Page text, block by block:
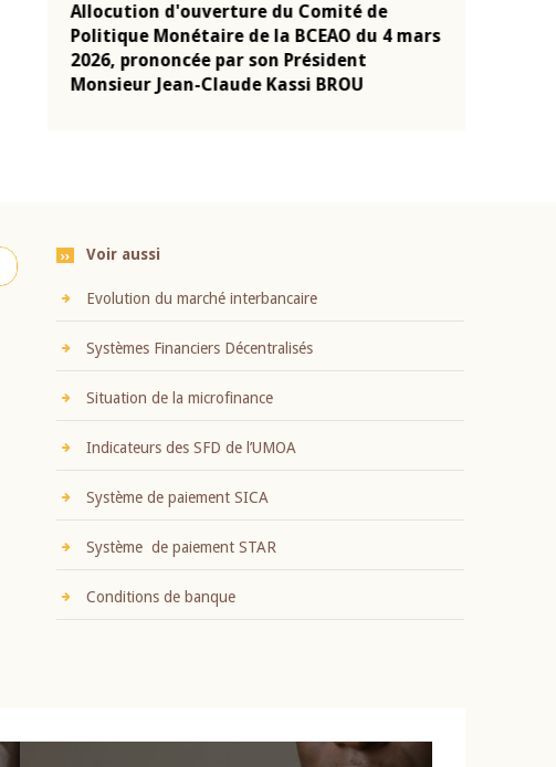
Allocution d'ouverture du Comité de
Politique Monétaire de la BCEAO du 4 mars
2026, prononcée par son Président
Monsieur Jean-Claude Kassi BROU
Voir aussi
Evolution du marché interbancaire
Systèmes Financiers Décentralisés
Situation de la microfinance
Indicateurs des SFD de l’UMOA
Système de paiement SICA
Système de paiement STAR
Conditions de banque